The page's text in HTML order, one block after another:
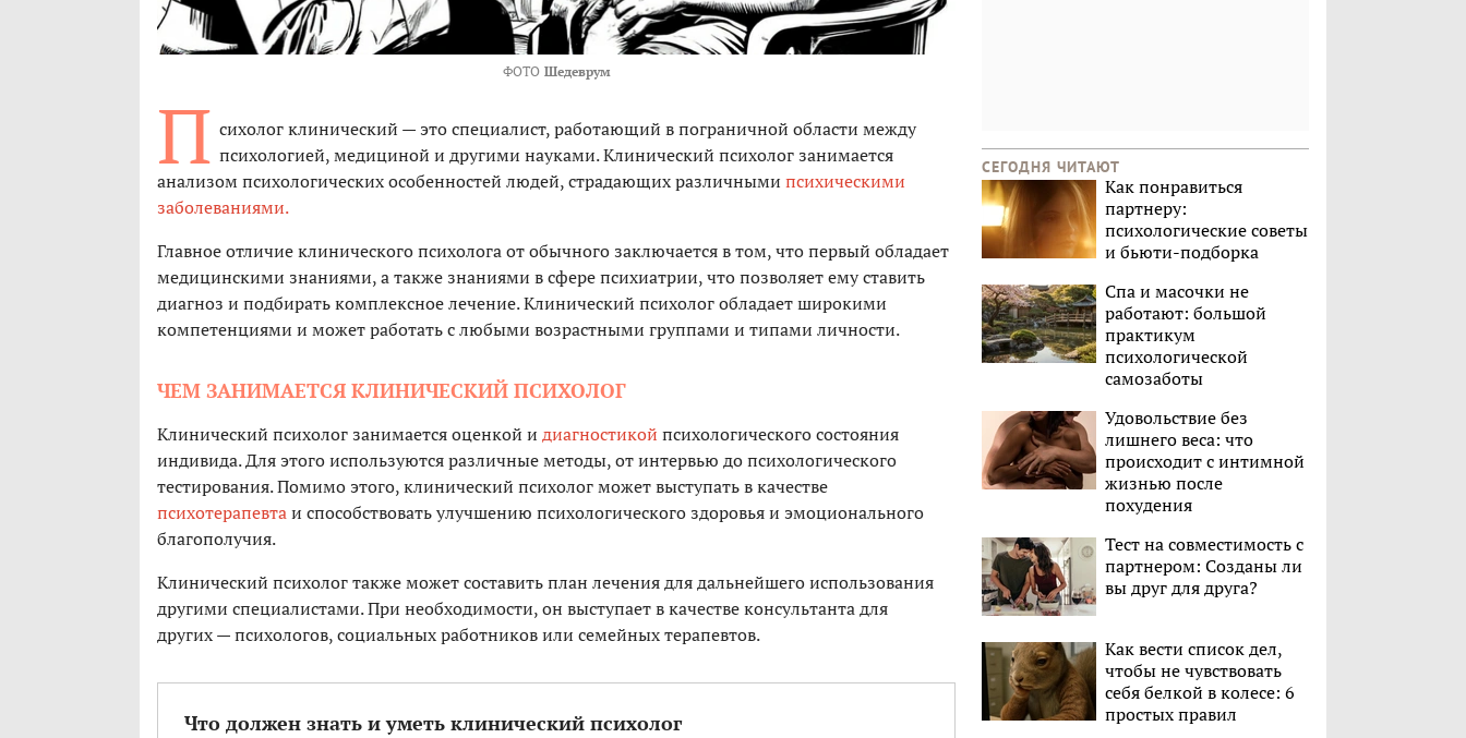
ФОТО Шедеврум
П сихолог клинический — это специалист, работающий в пограничной области между
психологией, медициной и другими науками. Клинический психолог занимается
анализом психологических особенностей людей, страдающих различными психическими
заболеваниями.
Главное отличие клинического психолога от обычного заключается в том, что первый обладает
медицинскими знаниями, а также знаниями в сфере психиатрии, что позволяет ему ставить
диагноз и подбирать комплексное лечение. Клинический психолог обладает широкими
компетенциями и может работать с любыми возрастными группами и типами личности.
ЧЕМ ЗАНИМАЕТСЯ КЛИНИЧЕСКИЙ ПСИХОЛОГ
Клинический психолог занимается оценкой и диагностикой психологического состояния
индивида. Для этого используются различные методы, от интервью до психологического
тестирования. Помимо этого, клинический психолог может выступать в качестве
психотерапевтаи способствовать улучшению психологического здоровья и эмоционального
благополучия.
Клинический психолог также может составить план лечения для дальнейшего использования
другими специалистами. При необходимости, он выступает в качестве консультанта для
других — психологов, социальных работников или семейных терапевтов.
Что должен знать и уметь клинический психолог
СЕГОДНЯ ЧИТАЮТ
Как понравиться
партнеру:
психологические советы
и бьюти-подборка
Спа и масочки не
работают: большой
практикум
психологической
самозаботы
Удовольствие без
лишнего веса: что
происходит с интимной
жизнью после
похудения
Тест на совместимость с
партнером: Созданы ли
вы друг для друга?
Как вести список дел,
чтобы не чувствовать
себя белкой в колесе: 6
простых правил